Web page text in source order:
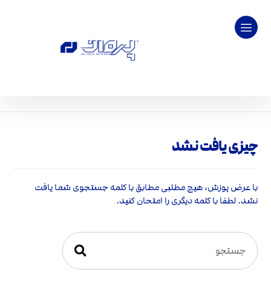
چیزی یافت نشد
با عرض پوزش، هیچ مطلبی مطابق با کلمه جستجوی شما یافت
نشد. لطفا با کلمه دیگری را امتحان کنید.